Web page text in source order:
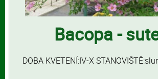
Bacopa -
DOBA KVETENÍ:IV-X